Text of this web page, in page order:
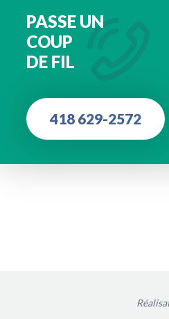
PASSE UN
COUP
DE FIL
418 629-2572